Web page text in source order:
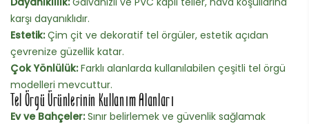
karşı dayanıklıdır.
Estetik:Çim çit ve dekoratif tel örgüler, estetik açıdan
çevrenize güzellik katar.
Çok Yönlülük:Farklı alanlarda kullanılabilen çeşitli tel örgü
modelleri mevcuttur.
Tel Örgü Ürünlerinin Kullanım Alanları
Ev ve Bahçeler:Sınır belirlemek ve güvenlik sağlamak